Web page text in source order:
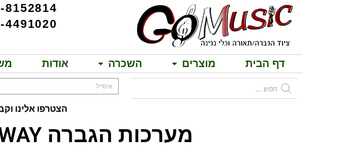
8152814
4491020
דף הבית מוצרים השכרה אודות
הצטרפו אלינו
מערכות הגברה SOUNDKING 3 WAY!!